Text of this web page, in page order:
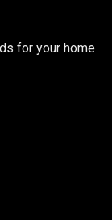
for your home